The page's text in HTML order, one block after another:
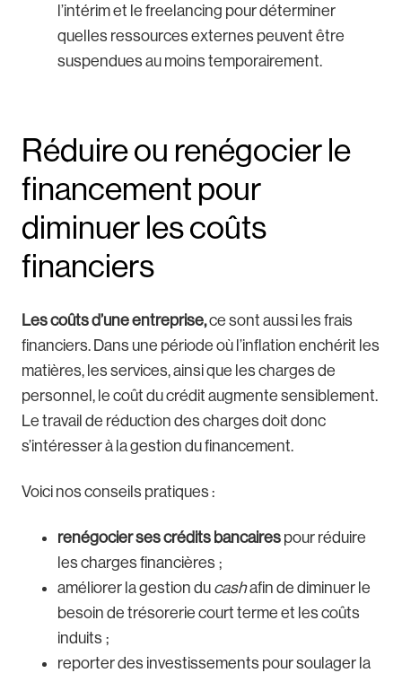
l’intérim et le freelancing pour déterminer
quelles ressources externes peuvent être
suspendues au moins temporairement.
Réduire ou renégocier le
financement pour
diminuer les coûts
financiers
Les coûts d’une entreprise,ce sont aussi les frais
financiers. Dans une période où l’inflation enchérit les
matières, les services, ainsi que les charges de
personnel, le coût du crédit augmente sensiblement.
Le travail de réduction des charges doit donc
s’intéresser à la gestion du financement.
Voici nos conseils pratiques :
renégocier ses crédits bancaires pour réduire
les charges financières ;
améliorer la gestion du cashafin de diminuer le
besoin de trésorerie court terme et les coûts
induits ;
reporter des investissements pour soulager la